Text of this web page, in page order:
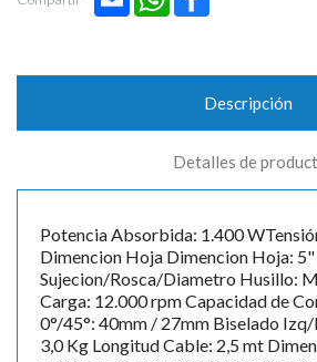
Descripción
Detalles de
Potencia Absorbida: 1.400
Dimencion Hoja Dimencion Hoja:
Sujecion/Rosca/Diametro Husillo:
Carga: 12.000 rpm Capacidad de
0°/45°: 40mm / 27mm Biselado Izq/
3,0 Kg Longitud Cable: 2,5 mt